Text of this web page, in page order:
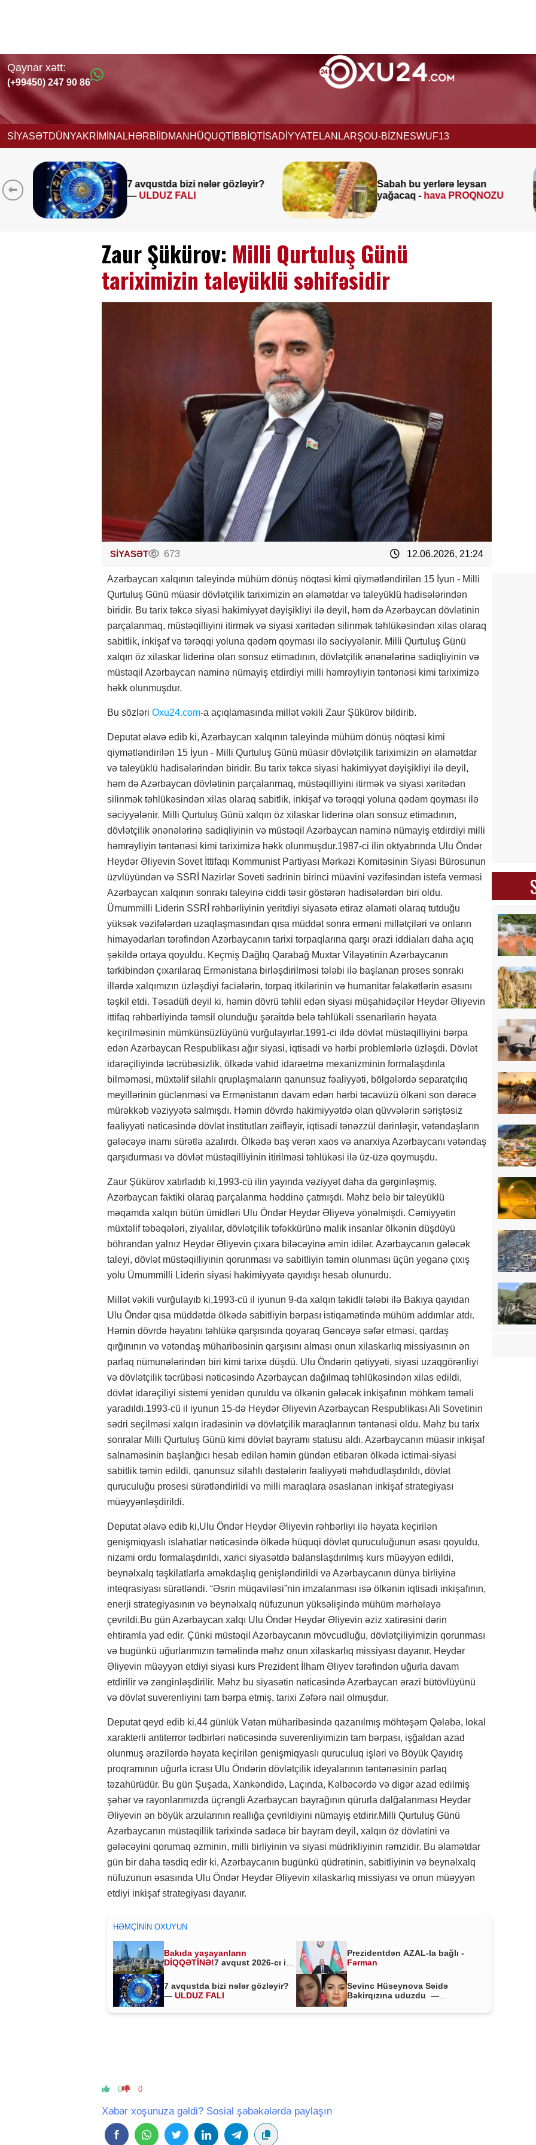
Qaynar xətt:
(+99450) 247 90 86
SİYASƏTDÜNYAKRİMİNAL HƏRBİİDMANHÜQUQTİBBİQTİSADİYYATELANLARŞOU-BİZNESWUF13
bizi nələr gözləyir?
ULDUZ FALI
Sabah bu yerlərə leysan
yağacaq -hava PROQNOZU
Əmək
-Deputat
Zaur Şükürov: Milli Qurtuluş Günü
tariximizin taleyüklü səhifəsidir
SİYASƏT 673 12.06.2026, 21:24
Azərbaycan xalqının taleyində mühüm dönüş nöqtəsi kimi qiymətləndirilən 15 İyun - Milli
Qurtuluş Günü müasir dövlətçilik tariximizin ən əlamətdar və taleyüklü hadisələrindən
biridir. Bu tarix təkcə siyasi hakimiyyət dəyişikliyi ilə deyil, həm də Azərbaycan dövlətinin
parçalanmaq, müstəqilliyini itirmək və siyasi xəritədən silinmək təhlükəsindən xilas olaraq
sabitlik, inkişaf və tərəqqi yoluna qədəm qoyması ilə səciyyələnir. Milli Qurtuluş Günü
xalqın öz xilaskar liderinə olan sonsuz etimadının, dövlətçilik ənənələrinə sadiqliyinin və
müstəqil Azərbaycan naminə nümayiş etdirdiyi milli həmrəyliyin təntənəsi kimi tariximizə
həkk olunmuşdur.
Bu sözləriOxu24.com-a açıqlamasında millət vəkili Zaur Şükürov bildirib.
Deputat əlavə edib ki, Azərbaycan xalqının taleyində mühüm dönüş nöqtəsi kimi
qiymətləndirilən 15 İyun - Milli Qurtuluş Günü müasir dövlətçilik tariximizin ən əlamətdar
və taleyüklü hadisələrindən biridir. Bu tarix təkcə siyasi hakimiyyət dəyişikliyi ilə deyil,
həm də Azərbaycan dövlətinin parçalanmaq, müstəqilliyini itirmək və siyasi xəritədən
silinmək təhlükəsindən xilas olaraq sabitlik, inkişaf və tərəqqi yoluna qədəm qoyması ilə
səciyyələnir. Milli Qurtuluş Günü xalqın öz xilaskar liderinə olan sonsuz etimadının,
dövlətçilik ənənələrinə sadiqliyinin və müstəqil Azərbaycan naminə nümayiş etdirdiyi milli
həmrəyliyin təntənəsi kimi tariximizə həkk olunmuşdur.1987-ci ilin oktyabrında Ulu Öndər
Heydər Əliyevin Sovet İttifaqı Kommunist Partiyası Mərkəzi Komitəsinin Siyasi Bürosunun
üzvlüyündən və SSRİ Nazirlər Soveti sədrinin birinci müavini vəzifəsindən istefa verməsi
Azərbaycan xalqının sonrakı taleyinə ciddi təsir göstərən hadisələrdən biri oldu.
Ümummilli Liderin SSRİ rəhbərliyinin yeritdiyi siyasətə etiraz əlaməti olaraq tutduğu
yüksək vəzifələrdən uzaqlaşmasından qısa müddət sonra erməni millətçiləri və onların
himayədarları tərəfindən Azərbaycanın tarixi torpaqlarına qarşı ərazi iddiaları daha açıq
şəkildə ortaya qoyuldu. Keçmiş Dağlıq Qarabağ Muxtar Vilayətinin Azərbaycanın
tərkibindən çıxarılaraq Ermənistana birləşdirilməsi tələbi ilə başlanan proses sonrakı
illərdə xalqımızın üzləşdiyi faciələrin, torpaq itkilərinin və humanitar fəlakətlərin əsasını
təşkil etdi. Təsadüfi deyil ki, həmin dövrü təhlil edən siyasi müşahidəçilər Heydər Əliyevin
ittifaq rəhbərliyində təmsil olunduğu şəraitdə belə təhlükəli ssenarilərin həyata
keçirilməsinin mümkünsüzlüyünü vurğulayırlar.1991-ci ildə dövlət müstəqilliyini bərpa
edən Azərbaycan Respublikası ağır siyasi, iqtisadi və hərbi problemlərlə üzləşdi. Dövlət
idarəçiliyində təcrübəsizlik, ölkədə vahid idarəetmə mexanizminin formalaşdırıla
bilməməsi, müxtəlif silahlı qruplaşmaların qanunsuz fəaliyyəti, bölgələrdə separatçılıq
meyillərinin güclənməsi və Ermənistanın davam edən hərbi təcavüzü ölkəni son dərəcə
mürəkkəb vəziyyətə salmışdı. Həmin dövrdə hakimiyyətdə olan qüvvələrin səriştəsiz
fəaliyyəti nəticəsində dövlət institutları zəifləyir, iqtisadi tənəzzül dərinləşir, vətəndaşların
gələcəyə inamı sürətlə azalırdı. Ölkədə baş verən xaos və anarxiya Azərbaycanı vətəndaş
qarşıdurması və dövlət müstəqilliyinin itirilməsi təhlükəsi ilə üz-üzə qoymuşdu.
Zaur Şükürov xatırladıb ki,1993-cü ilin yayında vəziyyət daha da gərginləşmiş,
Azərbaycan faktiki olaraq parçalanma həddinə çatmışdı. Məhz belə bir taleyüklü
məqamda xalqın bütün ümidləri Ulu Öndər Heydər Əliyevə yönəlmişdi. Cəmiyyətin
müxtəlif təbəqələri, ziyalılar, dövlətçilik təfəkkürünə malik insanlar ölkənin düşdüyü
böhrandan yalnız Heydər Əliyevin çıxara biləcəyinə əmin idilər. Azərbaycanın gələcək
taleyi, dövlət müstəqilliyinin qorunması və sabitliyin təmin olunması üçün yeganə çıxış
yolu Ümummilli Liderin siyasi hakimiyyətə qayıdışı hesab olunurdu.
Millət vəkili vurğulayıb ki,1993-cü il iyunun 9-da xalqın təkidli tələbi ilə Bakıya qayıdan
Ulu Öndər qısa müddətdə ölkədə sabitliyin bərpası istiqamətində mühüm addımlar atdı.
Həmin dövrdə həyatını təhlükə qarşısında qoyaraq Gəncəyə səfər etməsi, qardaş
qırğınının və vətəndaş müharibəsinin qarşısını alması onun xilaskarlıq missiyasının ən
parlaq nümunələrindən biri kimi tarixə düşdü. Ulu Öndərin qətiyyəti, siyasi uzaqgörənliyi
və dövlətçilik təcrübəsi nəticəsində Azərbaycan dağılmaq təhlükəsindən xilas edildi,
dövlət idarəçiliyi sistemi yenidən quruldu və ölkənin gələcək inkişafının möhkəm təməli
yaradıldı.1993-cü il iyunun 15-də Heydər Əliyevin Azərbaycan Respublikası Ali Sovetinin
sədri seçilməsi xalqın iradəsinin və dövlətçilik maraqlarının təntənəsi oldu. Məhz bu tarix
sonralar Milli Qurtuluş Günü kimi dövlət bayramı statusu aldı. Azərbaycanın müasir inkişaf
salnaməsinin başlanğıcı hesab edilən həmin gündən etibarən ölkədə ictimai-siyasi
sabitlik təmin edildi, qanunsuz silahlı dəstələrin fəaliyyəti məhdudlaşdırıldı, dövlət
quruculuğu prosesi sürətləndirildi və milli maraqlara əsaslanan inkişaf strategiyası
müəyyənləşdirildi.
Deputat əlavə edib ki,Ulu Öndər Heydər Əliyevin rəhbərliyi ilə həyata keçirilən
genişmiqyaslı islahatlar nəticəsində ölkədə hüquqi dövlət quruculuğunun əsası qoyuldu,
nizami ordu formalaşdırıldı, xarici siyasətdə balanslaşdırılmış kurs müəyyən edildi,
beynəlxalq təşkilatlarla əməkdaşlıq genişləndirildi və Azərbaycanın dünya birliyinə
inteqrasiyası sürətləndi. “Əsrin müqaviləsi”nin imzalanması isə ölkənin iqtisadi inkişafının,
enerji strategiyasının və beynəlxalq nüfuzunun yüksəlişində mühüm mərhələyə
çevrildi.Bu gün Azərbaycan xalqı Ulu Öndər Heydər Əliyevin əziz xatirəsini dərin
ehtiramla yad edir. Çünki müstəqil Azərbaycanın mövcudluğu, dövlətçiliyimizin qorunması
və bugünkü uğurlarımızın təməlində məhz onun xilaskarlıq missiyası dayanır. Heydər
Əliyevin müəyyən etdiyi siyasi kurs Prezident İlham Əliyev tərəfindən uğurla davam
etdirilir və zənginləşdirilir. Məhz bu siyasətin nəticəsində Azərbaycan ərazi bütövlüyünü
və dövlət suverenliyini tam bərpa etmiş, tarixi Zəfərə nail olmuşdur.
Deputat qeyd edib ki,44 günlük Vətən müharibəsində qazanılmış möhtəşəm Qələbə, lokal
xarakterli antiterror tədbirləri nəticəsində suverenliyimizin tam bərpası, işğaldan azad
olunmuş ərazilərdə həyata keçirilən genişmiqyaslı quruculuq işləri və Böyük Qayıdış
proqramının uğurla icrası Ulu Öndərin dövlətçilik ideyalarının təntənəsinin parlaq
təzahürüdür. Bu gün Şuşada, Xankəndidə, Laçında, Kəlbəcərdə və digər azad edilmiş
şəhər və rayonlarımızda üçrəngli Azərbaycan bayrağının qürurla dalğalanması Heydər
Əliyevin ən böyük arzularının reallığa çevrildiyini nümayiş etdirir.Milli Qurtuluş Günü
Azərbaycanın müstəqillik tarixində sadəcə bir bayram deyil, xalqın öz dövlətini və
gələcəyini qorumaq əzminin, milli birliyinin və siyasi müdrikliyinin rəmzidir. Bu əlamətdar
gün bir daha təsdiq edir ki, Azərbaycanın bugünkü qüdrətinin, sabitliyinin və beynəlxalq
nüfuzunun əsasında Ulu Öndər Heydər Əliyevin xilaskarlıq missiyası və onun müəyyən
etdiyi inkişaf strategiyası dayanır.
HƏMÇININ OXUYUN
Bakıda yaşayanların
DİQQƏTİNƏ!7 avqust 2026-cı il
Prezidentdən AZAL-la bağlı -
Fərman
7 avqustda bizi nələr gözləyir?
—ULDUZ FALI
Sevinc Hüseynova Səidə
Bəkirqızına uduzdu —
0 0
Xəbər xoşunuza gəldi? Sosial şəbəkələrdə paylaşın